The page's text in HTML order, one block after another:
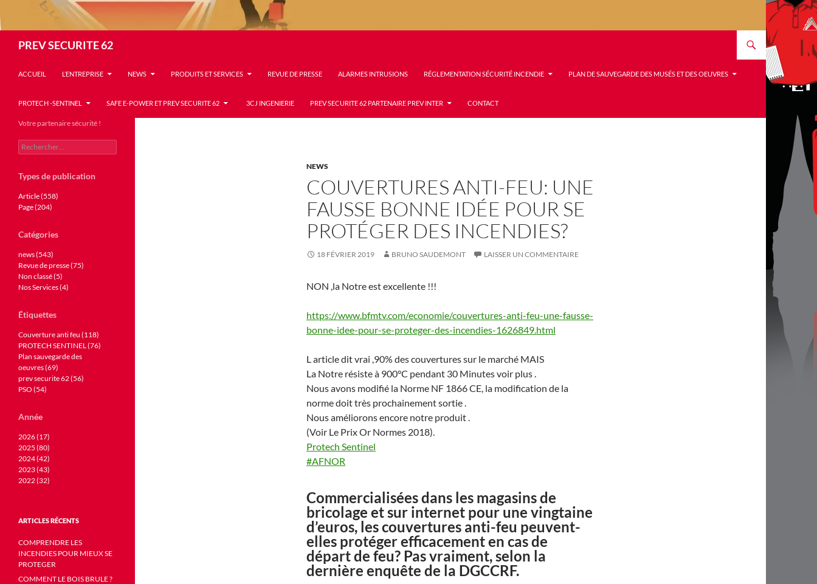
PREV SECURITE 62
ACCUEIL L’ENTREPRISE NEWS PRODUITS ET SERVICES REVUE DE PRESSE ALARMES INTRUSIONS RÉGLEMENTATION SÉCURITÉ INCENDIE PLAN DE SAUVEGARDE DES MUSÉS ET DES OEUVRES
PROTECH -SENTINEL SAFE E-POWER ET PREV SECURITE 62 3CJ INGENIERIE PREV SECURITE 62 PARTENAIRE PREV INTER CONTACT
NEWS
COUVERTURES ANTI-FEU: UNE
FAUSSE BONNE IDÉE POUR SE
PROTÉGER DES INCENDIES?
18 FÉVRIER 2019 BRUNO SAUDEMONT LAISSER UN COMMENTAIRE
NON ,la Notre est excellente !!!
https://www.bfmtv.com/economie/couvertures-anti-feu-une-fausse-
bonne-idee-pour-se-proteger-des-incendies-1626849.html
L article dit vrai ,90% des couvertures sur le marché MAIS
La Notre résiste à 900°C pendant 30 Minutes voir plus .
Nous avons modifié la Norme NF 1866 CE, la modification de la
norme doit très prochainement sortie .
Nous améliorons encore notre produit .
(Voir Le Prix Or Normes 2018).
Protech Sentinel
#AFNOR
Commercialisées dans les magasins de
bricolage et sur internet pour une vingtaine
d’euros, les couvertures anti-feu peuvent-
elles protéger efficacement en cas de
départ de feu? Pas vraiment, selon la
dernière enquête de la DGCCRF.
Votre partenaire sécurité !
Rechercher :
Types de publication
Article (558)
Page (204)
Catégories
news (543)
Revue de presse (75)
Non classé (5)
Nos Services (4)
Étiquettes
Couverture anti feu (118)
PROTECH SENTINEL (76)
Plan sauvegarde des
oeuvres (69)
prev securite 62 (56)
PSO (54)
Année
2026 (17)
2025 (80)
2024 (42)
2023 (43)
2022 (32)
ARTICLES RÉCENTS
COMPRENDRE LES
INCENDIES POUR MIEUX SE
PROTEGER
COMMENT LE BOIS BRULE ?